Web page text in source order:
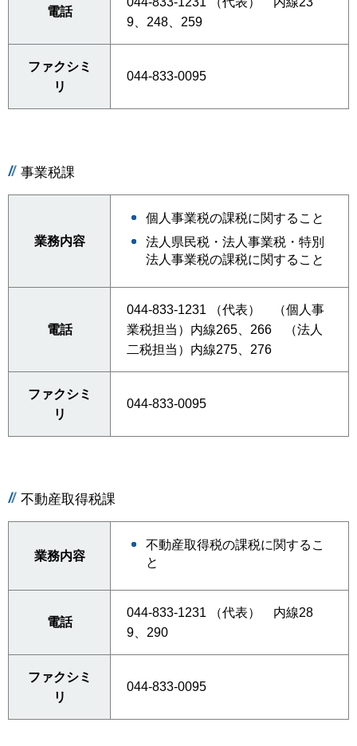
電話
9、248、259
ファクシミ
リ
044-833-0095
事業税課
業務内容
個人事業税の課税に関すること
法人県民税・法人事業税・特別
法人事業税の課税に関すること
電話
044-833-1231 （代表） （個人事
業税担当）内線265、266 （法人
二税担当）内線275、276
ファクシミ
リ
044-833-0095
不動産取得税課
業務内容
不動産取得税の課税に関するこ
と
電話
044-833-1231 （代表） 内線28
9、290
ファクシミ
リ
044-833-0095